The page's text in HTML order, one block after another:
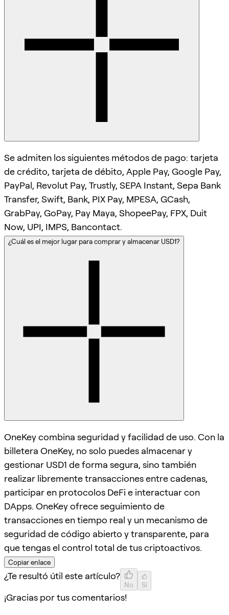
Se admiten los siguientes métodos de pago: tarjeta
de crédito, tarjeta de débito, Apple Pay, Google Pay,
PayPal, Revolut Pay, Trustly, SEPA Instant, Sepa Bank
Transfer, Swift, Bank, PIX Pay, MPESA, GCash,
GrabPay, GoPay, Pay Maya, ShopeePay, FPX, Duit
Now, UPI, IMPS, Bancontact.
¿Cuál es el mejor lugar para comprar y almacenar USD1?
OneKey combina seguridad y facilidad de uso. Con la
billetera OneKey, no solo puedes almacenar y
gestionar USD1 de forma segura, sino también
realizar libremente transacciones entre cadenas,
participar en protocolos DeFi e interactuar con
DApps. OneKey ofrece seguimiento de
transacciones en tiempo real y un mecanismo de
seguridad de código abierto y transparente, para
que tengas el control total de tus criptoactivos.
Copiar enlace
¿Te resultó útil este artículo?
No Sí
¡Gracias por tus comentarios!